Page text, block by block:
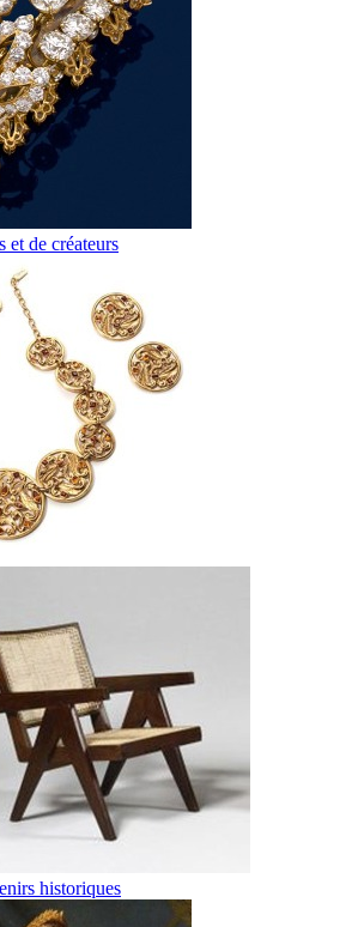
et de créateurs
historiques